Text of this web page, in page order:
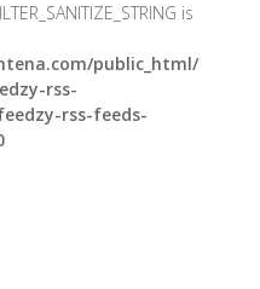
is
public_html/
rss-
rss-feeds-